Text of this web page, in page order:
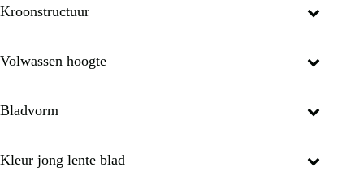
Kroonstructuur
Volwassen hoogte
Bladvorm
Kleur jong lente blad